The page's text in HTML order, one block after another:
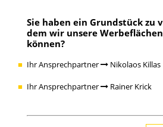
Sie haben ein Grundstück zu
dem wir unsere
können?
Ihr Ansprechpartner Nikolaos Killas
Ihr Ansprechpartner Rainer Krick